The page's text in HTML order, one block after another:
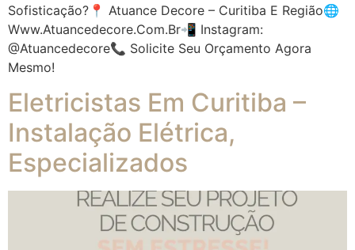
Sofisticação?📍 Atuance Decore – Curitiba E Região🌐
Www.atuancedecore.com.br📲 Instagram:
@atuancedecore📞 Solicite Seu Orçamento Agora
Mesmo!
Eletricistas Em Curitiba –
Instalação Elétrica,
Especializados